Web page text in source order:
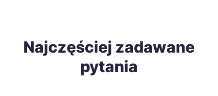
Starachowice 212 zł
Najczęściej zadawane
pytania